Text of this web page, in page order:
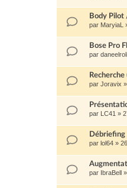
Body Pilot
par MaryiaL
Bose Pro
par
par Joravix »
par LC41 »
Débriefing
par lol64 »
par IbraBell »